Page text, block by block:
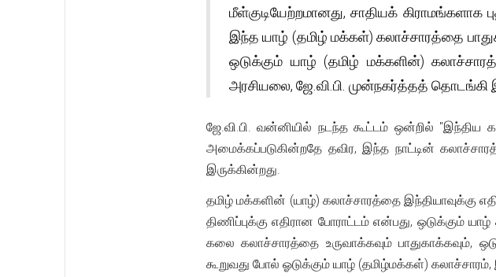
மீள்குடியேற்றமானது, சாதியக் கிராமங்களாக
இந்த யாழ் (தமிழ் மக்கள்) கலாச்சாரத்தை
ஒடுக்கும் யாழ் (தமிழ் மக்களின்)
அரசியலை, ஜே.வி.பி. முன்நகர்த்தத் தொடங்கி
ஜே.வி.பி. வன்னியில் நடந்த கூட்டம் ஒன்றில்
அமைக்கப்படுகின்றதே தவிர, இந்த நாட்டின்
இருக்கின்றது.
தமிழ் மக்களின் (யாழ்) கலாச்சாரத்தை இந்தியாவுக்கு
திணிப்புக்கு எதிரான போராட்டம் என்பது, ஒடுக்கும்
கலை கலாச்சாரத்தை உருவாக்கவும் பாதுகாக்கவும்,
கூறுவது போல் ஓடுக்கும் யாழ் (தமிழ்மக்கள்)